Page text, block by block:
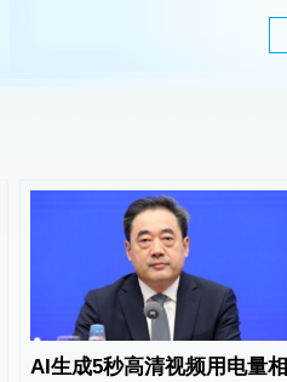
AI生成5秒高清视频用电量相